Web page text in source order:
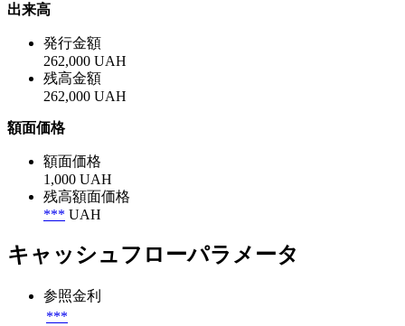
出来高
発行金額
262,000 UAH
残高金額
262,000 UAH
額面価格
額面価格
1,000 UAH
残高額面価格
*** UAH
キャッシュフローパラメータ
参照金利
***